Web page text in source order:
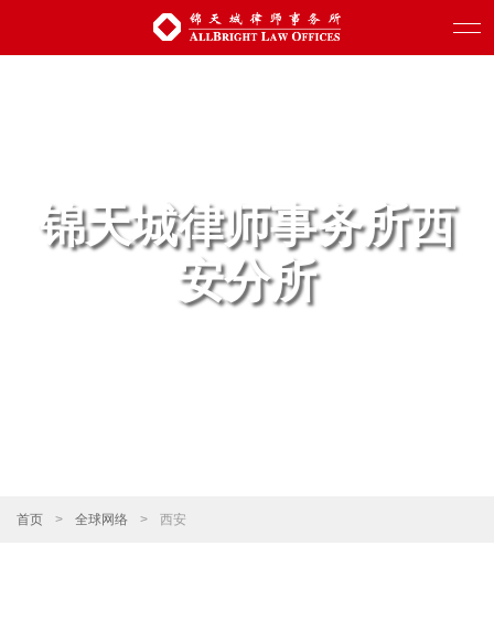
锦天城律师事务所西
安分所
首页 > 全球网络 > 西安